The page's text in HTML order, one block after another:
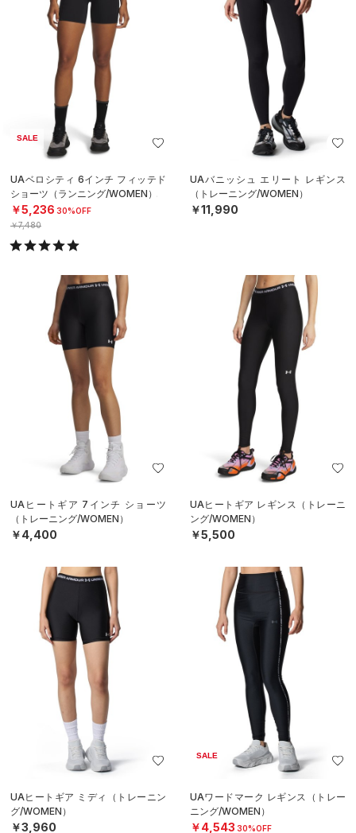
SALE
UAベロシティ 6インチ フィッテド
ショーツ（ランニング/WOMEN）
￥5,236 30%OFF
￥7,480
UAバニッシュ エリート レギンス
（トレーニング/WOMEN）
￥11,990
UAヒートギア 7インチ ショーツ
（トレーニング/WOMEN）
￥4,400
UAヒートギア レギンス（トレーニ
ング/WOMEN）
￥5,500
UAヒートギア ミディ（トレーニン
グ/WOMEN）
￥3,960
SALE
UAワードマーク レギンス（トレー
ニング/WOMEN）
￥4,543 30%OFF